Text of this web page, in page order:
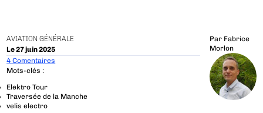
AVIATION GÉNÉRALE
Le 27 juin 2025
Par Fabrice
Morlon
4 Comentaires
Mots-clés :
Elektro Tour
Traversée de la Manche
velis electro